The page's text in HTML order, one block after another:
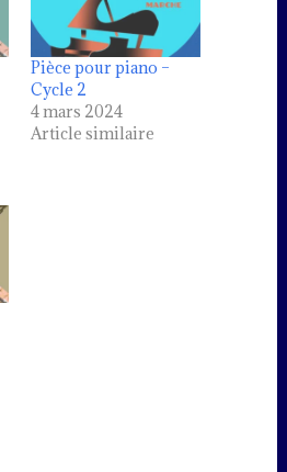
Pièce pour piano –
Cycle 2
4 mars 2024
Article similaire